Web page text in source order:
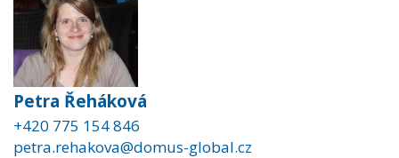
Petra Řeháková
+420 775 154 846
petra.rehakova@domus-global.cz